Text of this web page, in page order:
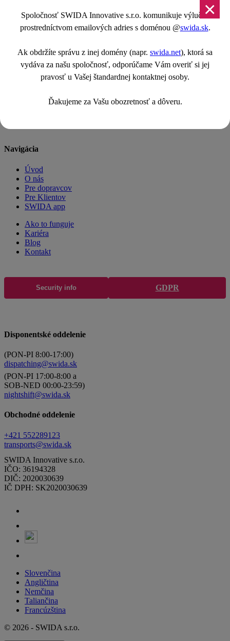
×
Spoločnosť SWIDA Innovative s.r.o. komunikuje výlučne
prostredníctvom emailových adries s doménou @swida.sk.
Ak obdržíte správu z inej domény (napr. swida.net), ktorá sa
vydáva za našu spoločnosť, odporúčame Vám overiť si jej
pravosť u Vašej štandardnej kontaktnej osoby.
Ďakujeme za Vašu obozretnosť a dôveru.
2
3
4
Next
Ostaňme v spojení
Buďte v kontakte s najnovšími tipmi a trendmi z expresnej dopravy
Navigácia
Úvod
O nás
Pre dopravcov
Pre Klientov
SWIDA app
Ako to funguje
Kariéra
Blog
Kontakt
Security info GDPR
Disponentské oddelenie
(PON-PI 8:00-17:00)
dispatching@swida.sk
(PON-PI 17:00-8:00 a
SOB-NED 00:00-23:59)
nightshift@swida.sk
Obchodné oddelenie
+421 552289123
transports@swida.sk
SWIDA Innovative s.r.o.
IČO: 36194328
DIČ: 2020030639
IČ DPH: SK2020030639
Slovenčina
Angličtina
Nemčina
Taliančina
Francúzština
© 2026 - SWIDA s.r.o.